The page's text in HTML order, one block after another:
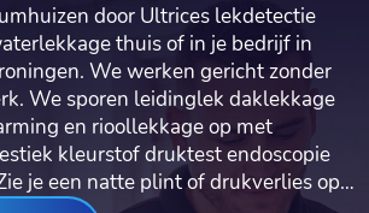
door Ultrices lekdetectie
thuis of in je bedrijf in
We werken gericht zonder
We sporen leidinglek daklekkage
en rioollekkage op met
kleurstof druktest endoscopie
je een natte plint of drukverlies op…